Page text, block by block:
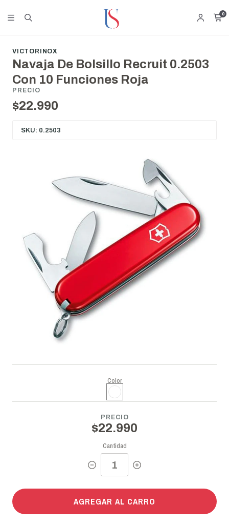
0
VICTORINOX
Navaja De Bolsillo Recruit 0.2503
Con 10 Funciones Roja
PRECIO
$22.990
SKU: 0.2503
Color
PRECIO
$22.990
Cantidad
AGREGAR AL CARRO